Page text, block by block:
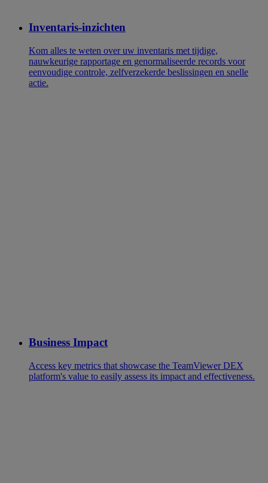
Inventaris-inzichten
Kom alles te weten over uw inventaris met tijdige,
nauwkeurige rapportage en genormaliseerde records voor
eenvoudige controle, zelfverzekerde beslissingen en snelle
actie.
Business Impact
Access key metrics that showcase the TeamViewer DEX
platform's value to easily assess its impact and effectiveness.